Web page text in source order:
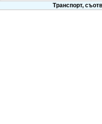
Транспорт,